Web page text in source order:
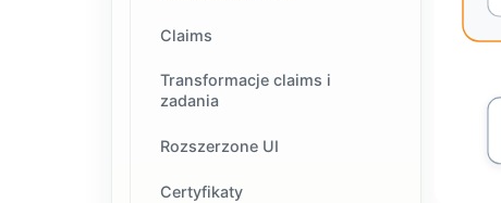
Claims
Transformacje claims i
zadania
Rozszerzone UI
Certyfikaty